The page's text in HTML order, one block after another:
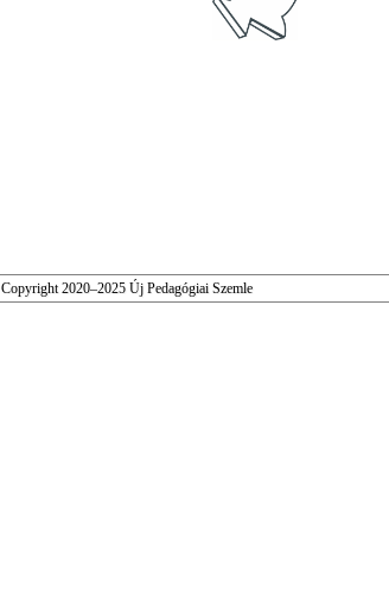
Copyright 2020–2025 Új Pedagógiai Szemle